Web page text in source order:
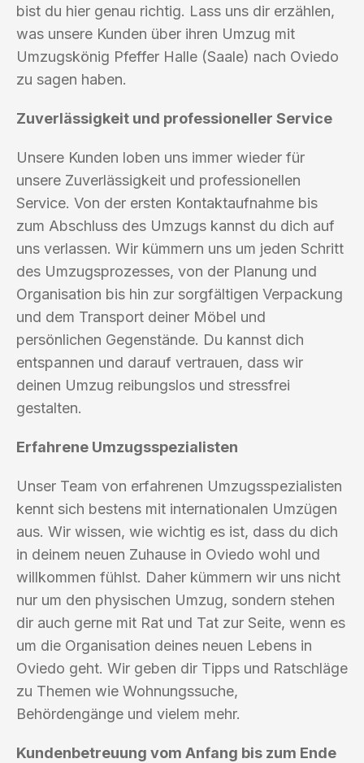
bist du hier genau richtig. Lass uns dir erzählen,
was unsere Kunden über ihren Umzug mit
Umzugskönig Pfeffer Halle (Saale) nach Oviedo
zu sagen haben.
Zuverlässigkeit und professioneller Service
Unsere Kunden loben uns immer wieder für
unsere Zuverlässigkeit und professionellen
Service. Von der ersten Kontaktaufnahme bis
zum Abschluss des Umzugs kannst du dich auf
uns verlassen. Wir kümmern uns um jeden Schritt
des Umzugsprozesses, von der Planung und
Organisation bis hin zur sorgfältigen Verpackung
und dem Transport deiner Möbel und
persönlichen Gegenstände. Du kannst dich
entspannen und darauf vertrauen, dass wir
deinen Umzug reibungslos und stressfrei
gestalten.
Erfahrene Umzugsspezialisten
Unser Team von erfahrenen Umzugsspezialisten
kennt sich bestens mit internationalen Umzügen
aus. Wir wissen, wie wichtig es ist, dass du dich
in deinem neuen Zuhause in Oviedo wohl und
willkommen fühlst. Daher kümmern wir uns nicht
nur um den physischen Umzug, sondern stehen
dir auch gerne mit Rat und Tat zur Seite, wenn es
um die Organisation deines neuen Lebens in
Oviedo geht. Wir geben dir Tipps und Ratschläge
zu Themen wie Wohnungssuche,
Behördengänge und vielem mehr.
Kundenbetreuung vom Anfang bis zum Ende